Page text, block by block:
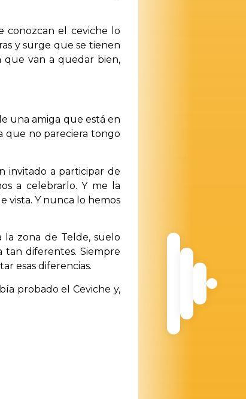
conozcan el ceviche lo
y surge que se tienen
que van a quedar bien,
una amiga que está en
que no pareciera tongo
invitado a participar de
a celebrarlo. Y me la
vista. Y nunca lo hemos
la zona de Telde, suelo
tan diferentes. Siempre
esas diferencias.
probado el Ceviche y,